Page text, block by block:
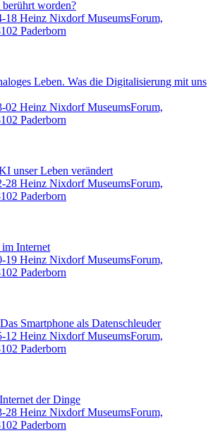
worden?
18 Heinz Nixdorf MuseumsForum,
Paderborn
Leben. Was die Digitalisierung mit uns
02 Heinz Nixdorf MuseumsForum,
Paderborn
unser Leben verändert
28 Heinz Nixdorf MuseumsForum,
Paderborn
Internet
19 Heinz Nixdorf MuseumsForum,
Paderborn
Smartphone als Datenschleuder
12 Heinz Nixdorf MuseumsForum,
Paderborn
der Dinge
28 Heinz Nixdorf MuseumsForum,
Paderborn